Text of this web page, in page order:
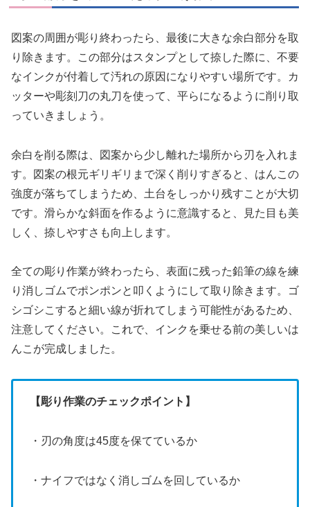
図案の周囲が彫り終わったら、最後に大きな余白部分を取
り除きます。この部分はスタンプとして捺した際に、不要
なインクが付着して汚れの原因になりやすい場所です。カ
ッターや彫刻刀の丸刀を使って、平らになるように削り取
っていきましょう。
余白を削る際は、図案から少し離れた場所から刃を入れま
す。図案の根元ギリギリまで深く削りすぎると、はんこの
強度が落ちてしまうため、土台をしっかり残すことが大切
です。滑らかな斜面を作るように意識すると、見た目も美
しく、捺しやすさも向上します。
全ての彫り作業が終わったら、表面に残った鉛筆の線を練
り消しゴムでポンポンと叩くようにして取り除きます。ゴ
シゴシこすると細い線が折れてしまう可能性があるため、
注意してください。これで、インクを乗せる前の美しいは
んこが完成しました。
【彫り作業のチェックポイント】
・刃の角度は45度を保てているか
・ナイフではなく消しゴムを回しているか